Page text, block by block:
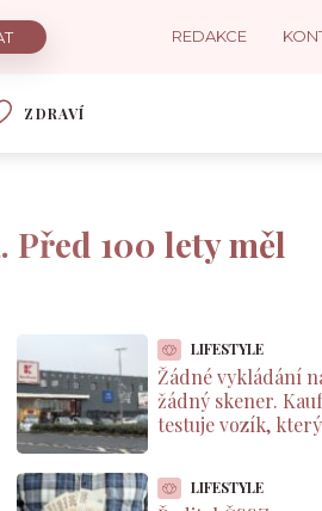
REDAKCE
ZDRAVÍ
100 lety měl
LIFESTYLE
Žádné vykládání
žádný skener.
testuje vozík, který
sebe
LIFESTYLE